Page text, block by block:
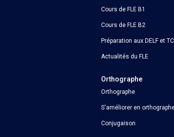
Cours de FLE B1
Cours de FLE B2
Préparation aux DELF et
Actualités du FLE
Orthographe
Orthographe
S'améliorer en
Conjugaison